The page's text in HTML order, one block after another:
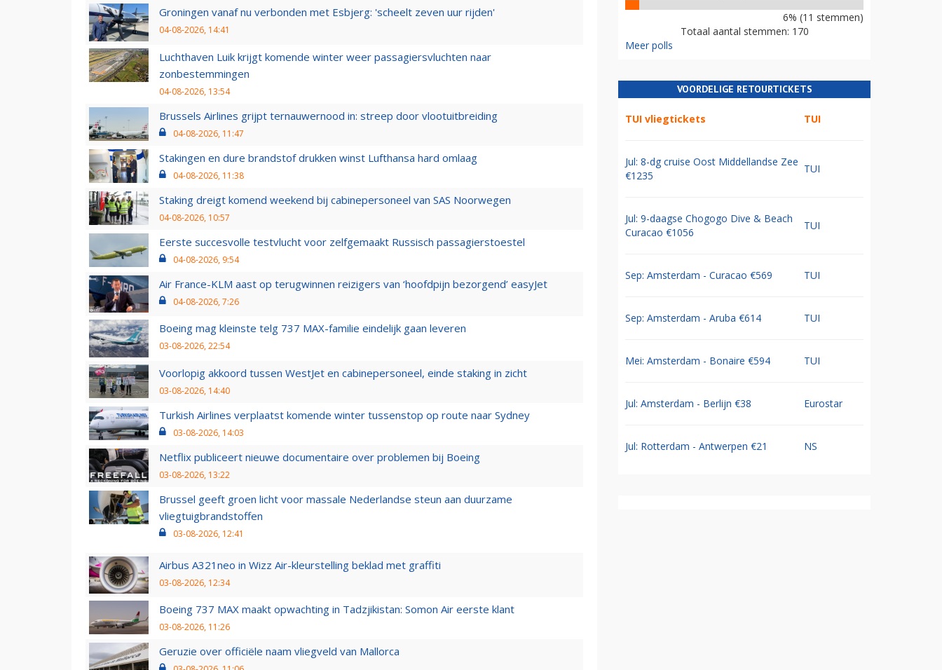
Groningen vanaf nu verbonden met Esbjerg: 'scheelt zeven uur rijden'
04-08-2026, 14:41
Luchthaven Luik krijgt komende winter weer passagiersvluchten naar
zonbestemmingen
04-08-2026, 13:54
Brussels Airlines grijpt ternauwernood in: streep door vlootuitbreiding
04-08-2026, 11:47
Stakingen en dure brandstof drukken winst Lufthansa hard omlaag
04-08-2026, 11:38
Staking dreigt komend weekend bij cabinepersoneel van SAS Noorwegen
04-08-2026, 10:57
Eerste succesvolle testvlucht voor zelfgemaakt Russisch passagierstoestel
04-08-2026, 9:54
Air France-KLM aast op terugwinnen reizigers van ‘hoofdpijn bezorgend’ easyJet
04-08-2026, 7:26
Boeing mag kleinste telg 737 MAX-familie eindelijk gaan leveren
03-08-2026, 22:54
Voorlopig akkoord tussen WestJet en cabinepersoneel, einde staking in zicht
03-08-2026, 14:40
Turkish Airlines verplaatst komende winter tussenstop op route naar Sydney
03-08-2026, 14:03
Netflix publiceert nieuwe documentaire over problemen bij Boeing
03-08-2026, 13:22
Brussel geeft groen licht voor massale Nederlandse steun aan duurzame
vliegtuigbrandstoffen
03-08-2026, 12:41
Airbus A321neo in Wizz Air-kleurstelling beklad met graffiti
03-08-2026, 12:34
Boeing 737 MAX maakt opwachting in Tadzjikistan: Somon Air eerste klant
03-08-2026, 11:26
Geruzie over officiële naam vliegveld van Mallorca
6% (11 stemmen)
Totaal aantal stemmen: 170
Meer polls
VOORDELIGE RETOURTICKETS
TUI vliegtickets TUI
Jul: 8-dg cruise Oost Middellandse Zee
€1235
TUI
Jul: 9-daagse Chogogo Dive & Beach
Curacao €1056
TUI
Sep: Amsterdam - Curacao €569 TUI
Sep: Amsterdam - Aruba €614 TUI
Mei: Amsterdam - Bonaire €594 TUI
Jul: Amsterdam - Berlijn €38 Eurostar
Jul: Rotterdam - Antwerpen €21 NS